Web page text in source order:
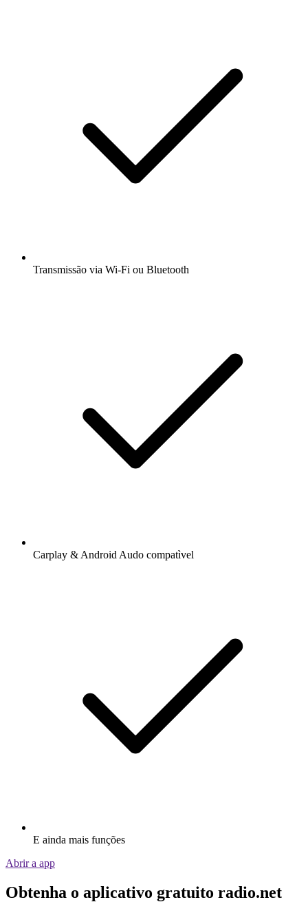
Transmissão via Wi-Fi ou Bluetooth
Carplay & Android Audo compatìvel
E ainda mais funções
Abrir a app
Obtenha o aplicativo gratuito radio.net